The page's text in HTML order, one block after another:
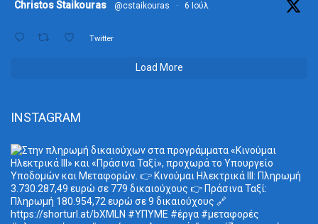
Christos Staikouras @cstaikouras · 6 Ιούλ
Twitter
Load More
INSTAGRAM